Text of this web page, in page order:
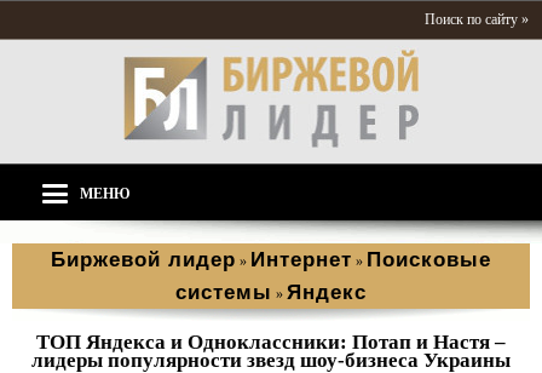
Поиск по сайту »
МЕНЮ
Биржевой лидер » Интернет » Поисковые
системы » Яндекс
ТОП Яндекса и Одноклассники: Потап и Настя –
лидеры популярности звезд шоу-бизнеса Украины